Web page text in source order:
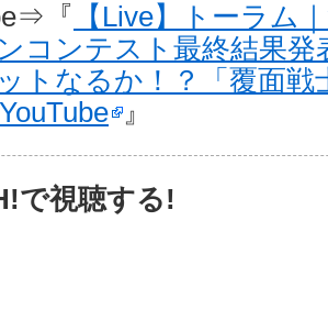
『
【Live】トーラム
コンテスト最終結果
トなるか！？「覆面戦
』
で視聴する!